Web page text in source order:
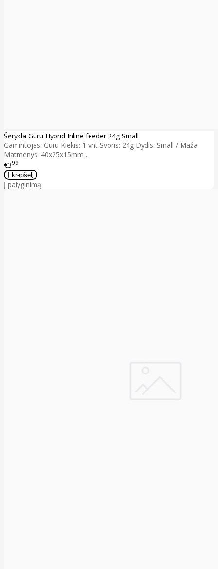
Šėrykla Guru Hybrid Inline feeder 24g Small
Gamintojas: Guru Kiekis: 1 vnt Svoris: 24g Dydis: Small / Maža
Matmenys: 40x25x15mm ..
€399
Į palyginimą